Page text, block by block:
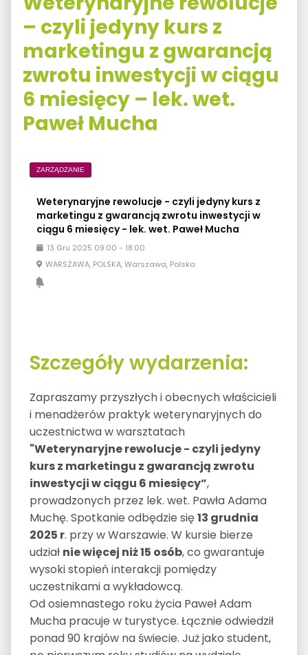
– czyli jedyny kurs z
marketingu z gwarancją
zwrotu inwestycji w ciągu
6 miesięcy – lek. wet.
Paweł Mucha
ZARZĄDZANIE
Weterynaryjne rewolucje - czyli jedyny kurs z
marketingu z gwarancją zwrotu inwestycji w
ciągu 6 miesięcy - lek. wet. Paweł Mucha
13 Gru 2025 09:00 - 18:00
WARSZAWA, POLSKA, Warszawa, Polska
Szczegóły wydarzenia:
Zapraszamy przyszłych i obecnych właścicieli
i menadżerów praktyk weterynaryjnych do
uczestnictwa w warsztatach
"Weterynaryjne rewolucje - czyli jedyny
kurs z marketingu z gwarancją zwrotu
inwestycji w ciągu 6 miesięcy”,
prowadzonych przez lek. wet. Pawła Adama
Muchę. Spotkanie odbędzie się13 grudnia
2025 r. przy w Warszawie. W kursie bierze
udział nie więcej niż 15 osób, co gwarantuje
wysoki stopień interakcji pomiędzy
uczestnikami a wykładowcą.
Od osiemnastego roku życia Paweł Adam
Mucha pracuje w turystyce. Łącznie odwiedził
ponad 90 krajów na świecie. Już jako student,